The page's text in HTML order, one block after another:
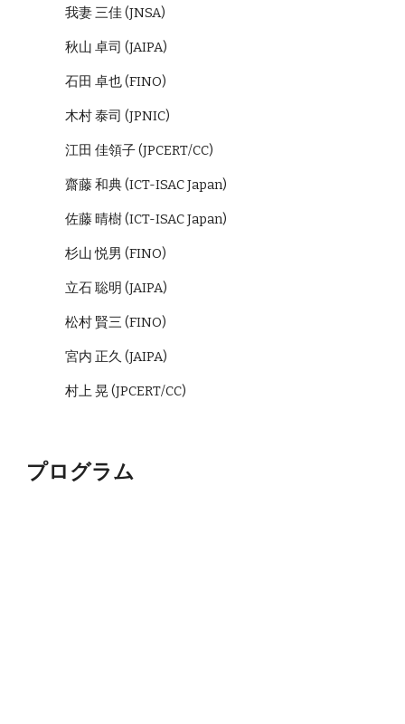
我妻 三佳 (JNSA)
秋山 卓司 (JAIPA)
石田 卓也 (FINO)
木村 泰司 (JPNIC)
江田 佳領子 (JPCERT/CC)
齋藤 和典 (ICT-ISAC Japan)
佐藤 晴樹 (ICT-ISAC Japan)
杉山 悦男 (FINO)
立石 聡明 (JAIPA)
松村 賢三 (FINO)
宮内 正久 (JAIPA)
村上 晃 (JPCERT/CC)
プログラム